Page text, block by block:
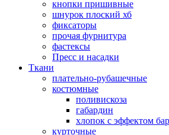
кнопки пришивные
шнурок плоский хб
фиксаторы
прочая фурнитура
фастексы
Пресс и насадки
Ткани
плательно-рубашечные
костюмные
поливискоза
габардин
хлопок с эффектом
курточные